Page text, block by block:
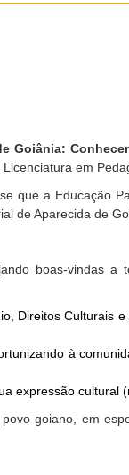
Goiânia:
em
que a Educação
de Aparecida de
boas-vindas a
Direitos Culturais
à
expressão cultural
goiano, em